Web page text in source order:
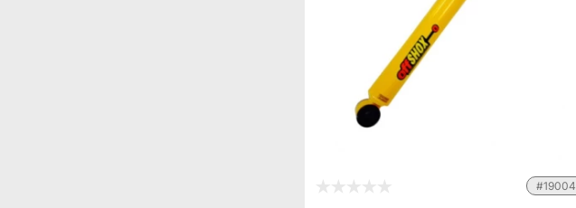
#19004